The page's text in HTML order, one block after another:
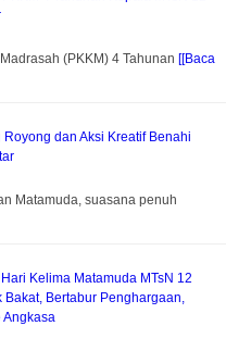
(PKKM) 4 Tahunan [[Baca
dan Aksi Kreatif Benahi
Matamuda, suasana penuh
Kelima Matamuda MTsN 12
Bertabur Penghargaan,